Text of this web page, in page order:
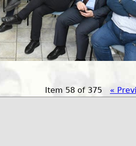
Item 58 of 375 «